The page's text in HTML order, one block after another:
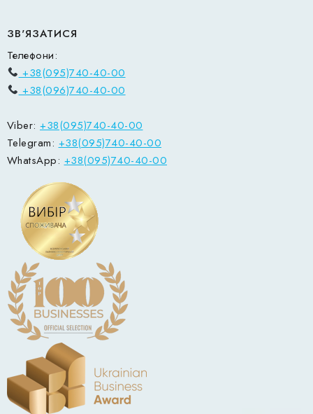
ЗВ'ЯЗАТИСЯ
Телефони:
+38(095)740-40-00
+38(096)740-40-00
Viber: +38(095)740-40-00
Telegram: +38(095)740-40-00
WhatsApp: +38(095)740-40-00